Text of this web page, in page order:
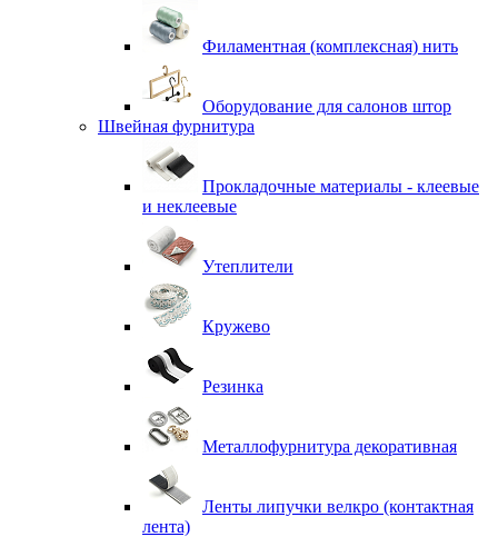
Филаментная (комплексная) нить
Оборудование для салонов штор
Швейная фурнитура
Прокладочные материалы - клеевые
и неклеевые
Утеплители
Кружево
Резинка
Металлофурнитура декоративная
Ленты липучки велкро (контактная
лента)